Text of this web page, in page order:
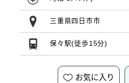
三重県四日市市
保々駅(徒歩15分)
お気に入り